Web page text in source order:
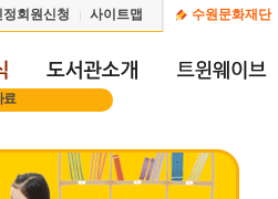
정회원신청 사이트맵 수원문화재단
료